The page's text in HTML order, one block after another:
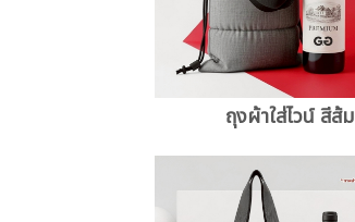
ถุงผ้าใส่ไวน์ สีส้ม